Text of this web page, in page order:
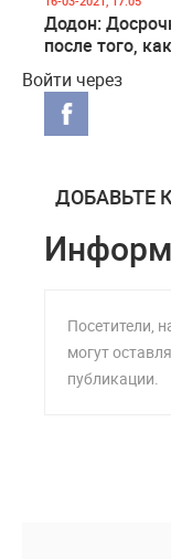
Додон:
после того,
Войти через
ДОБАВЬТЕ
Посетители,
могут
публикации.